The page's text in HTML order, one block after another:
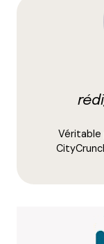
les illustrations
Héhé je ne
maintenant
Laurence -
Répondre
C’est bien la
« d’Elephant
Véritable